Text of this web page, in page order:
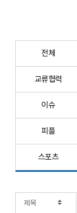
전체
교류협력
이슈
피플
스포츠